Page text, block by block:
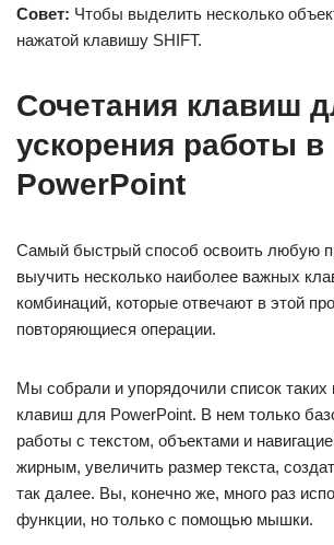
Совет: Чтобы выделить несколько
нажатой клавишу SHIFT.
Сочетания клавиш
ускорения работы в
PowerPoint
Самый быстрый способ освоить любую
выучить несколько наиболее важных
комбинаций, которые отвечают в этой
повторяющиеся операции.
Мы собрали и упорядочили список таких
клавиш для PowerPoint. В нем только
работы с текстом, объектами и
жирным, увеличить размер текста,
так далее. Вы, конечно же, много раз
функции, но только с помощью мышки.